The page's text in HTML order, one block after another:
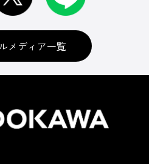
メディア一覧